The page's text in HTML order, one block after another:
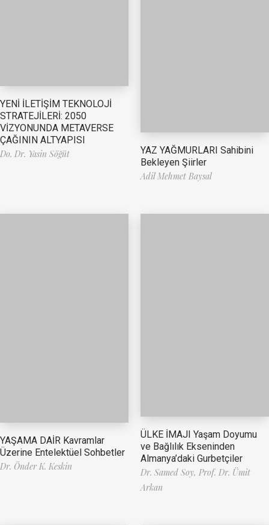
YENİ İLETİŞİM TEKNOLOJİ
STRATEJİLERİ: 2050
VİZYONUNDA METAVERSE
ÇAĞININ ALTYAPISI
Do. Dr. Yasin Söğüt
YAZ YAĞMURLARI Sahibini
Bekleyen Şiirler
Adil Mehmet Baysal
YAŞAMA DAİR Kavramlar
Üzerine Entelektüel Sohbetler
Dr. Önder K. Keskin
ÜLKE İMAJI Yaşam Doyumu
ve Bağlılık Ekseninden
Almanya’daki Gurbetçiler
Dr. Samed Soy, Prof. Dr. Ümit
Arkan